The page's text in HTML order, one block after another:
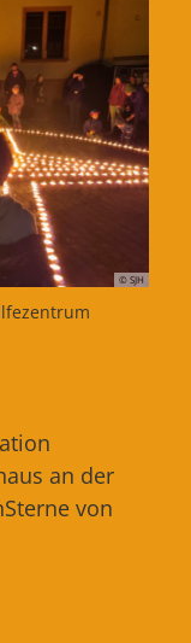
© SJH
an der
von